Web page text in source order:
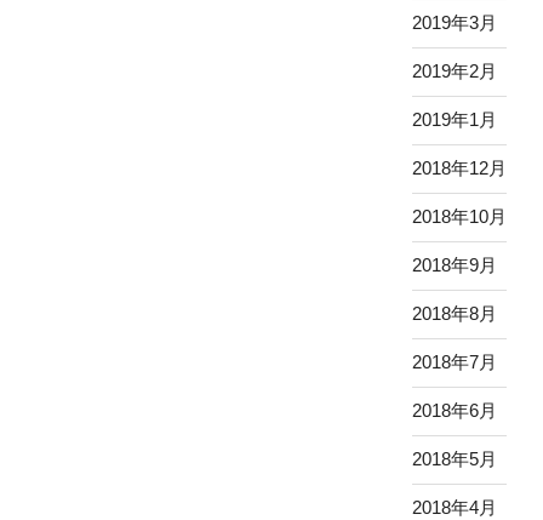
2019年3月
2019年2月
2019年1月
2018年12月
2018年10月
2018年9月
2018年8月
2018年7月
2018年6月
2018年5月
2018年4月